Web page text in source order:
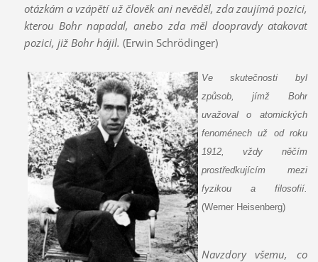
otázkám a vzápětí už člověk ani nevěděl, zda zaujímá pozici,
kterou Bohr napadal, anebo zda měl doopravdy atakovat
pozici, již Bohr hájil. (Erwin Schrödinger)
Ve skutečnosti byl
způsob, jímž Bohr
uvažoval o atomických
fenoménech už od roku
1912, vždy něčím
prostředkujícím mezi
fyzikou a filosofií.
(Werner Heisenberg)
Navzdory všemu, co